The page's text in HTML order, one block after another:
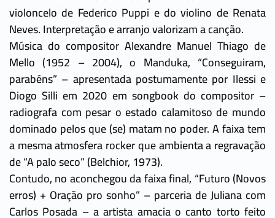
violoncelo de Federico Puppi e do violino de Renata
Neves. Interpretação e arranjo valorizam a canção.
Música do compositor Alexandre Manuel Thiago de
Mello (1952 – 2004), o Manduka, “Conseguiram,
parabéns” – apresentada postumamente por Ilessi e
Diogo Silli em 2020 em songbook do compositor –
radiografa com pesar o estado calamitoso de mundo
dominado pelos que (se) matam no poder. A faixa tem
a mesma atmosfera rocker que ambienta a regravação
de “A palo seco” (Belchior, 1973).
Contudo, no aconchegou da faixa final, “Futuro (Novos
erros) + Oração pro sonho” – parceria de Juliana com
Carlos Posada – a artista amacia o canto torto feito